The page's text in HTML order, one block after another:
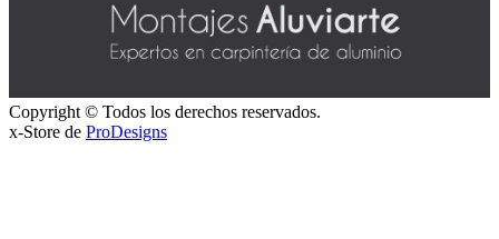
Copyright © Todos los derechos reservados.
x-Store de ProDesigns